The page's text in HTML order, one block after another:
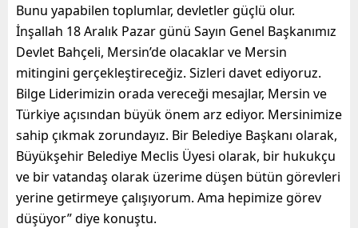
Bunu yapabilen toplumlar, devletler güçlü olur.
İnşallah 18 Aralık Pazar günü Sayın Genel Başkanımız
Devlet Bahçeli, Mersin’de olacaklar ve Mersin
mitingini gerçekleştireceğiz. Sizleri davet ediyoruz.
Bilge Liderimizin orada vereceği mesajlar, Mersin ve
Türkiye açısından büyük önem arz ediyor. Mersinimize
sahip çıkmak zorundayız. Bir Belediye Başkanı olarak,
Büyükşehir Belediye Meclis Üyesi olarak, bir hukukçu
ve bir vatandaş olarak üzerime düşen bütün görevleri
yerine getirmeye çalışıyorum. Ama hepimize görev
düşüyor” diye konuştu.